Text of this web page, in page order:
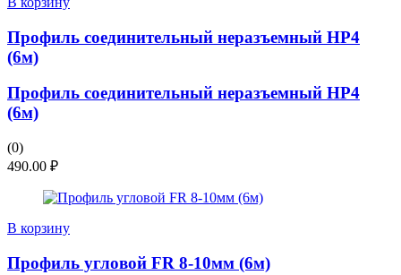
Профиль соединительный неразъемный НР4
(6м)
Профиль соединительный неразъемный НР4
(6м)
(0)
490.00 ₽
В корзину
Профиль угловой FR 8-10мм (6м)